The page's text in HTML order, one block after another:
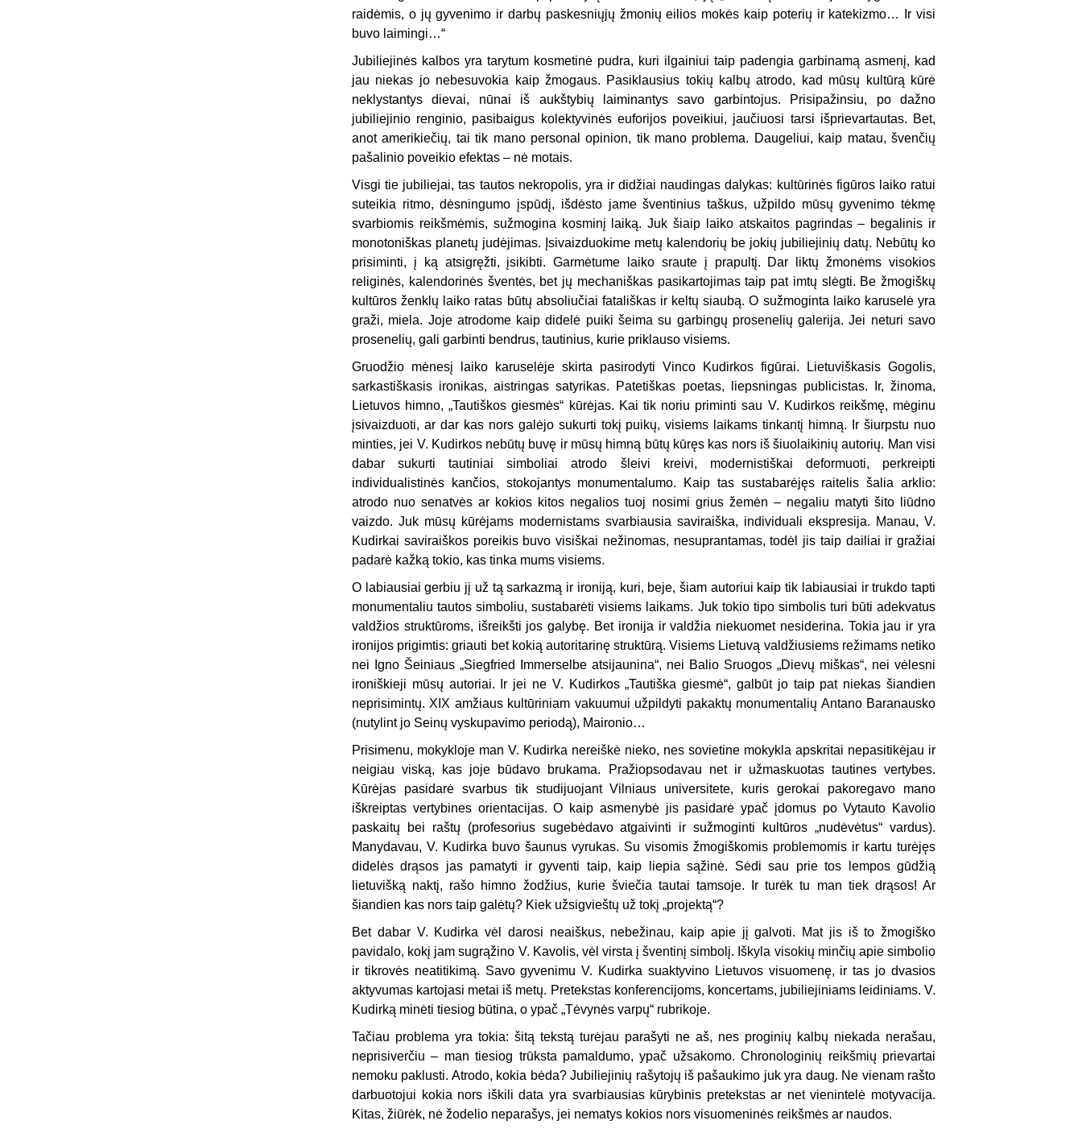
raidėmis, o jų gyvenimo ir darbų paskesniųjų žmonių eilios mokės kaip poterių ir katekizmo… Ir visi
buvo laimingi…“
Jubiliejinės kalbos yra tarytum kosmetinė pudra, kuri ilgainiui taip padengia garbinamą asmenį, kad
jau niekas jo nebesuvokia kaip žmogaus. Pasiklausius tokių kalbų atrodo, kad mūsų kultūrą kūrė
neklystantys dievai, nūnai iš aukštybių laiminantys savo garbintojus. Prisipažinsiu, po dažno
jubiliejinio renginio, pasibaigus kolektyvinės euforijos poveikiui, jaučiuosi tarsi išprievartautas. Bet,
anot amerikiečių, tai tik mano personal opinion, tik mano problema. Daugeliui, kaip matau, švenčių
pašalinio poveikio efektas – nė motais.
Visgi tie jubiliejai, tas tautos nekropolis, yra ir didžiai naudingas dalykas: kultūrinės figūros laiko ratui
suteikia ritmo, dėsningumo įspūdį, išdėsto jame šventinius taškus, užpildo mūsų gyvenimo tėkmę
svarbiomis reikšmėmis, sužmogina kosminį laiką. Juk šiaip laiko atskaitos pagrindas – begalinis ir
monotoniškas planetų judėjimas. Įsivaizduokime metų kalendorių be jokių jubiliejinių datų. Nebūtų ko
prisiminti, į ką atsigręžti, įsikibti. Garmėtume laiko sraute į prapultį. Dar liktų žmonėms visokios
religinės, kalendorinės šventės, bet jų mechaniškas pasikartojimas taip pat imtų slėgti. Be žmogiškų
kultūros ženklų laiko ratas būtų absoliučiai fatališkas ir keltų siaubą. O sužmoginta laiko karuselė yra
graži, miela. Joje atrodome kaip didelė puiki šeima su garbingų prosenelių galerija. Jei neturi savo
prosenelių, gali garbinti bendrus, tautinius, kurie priklauso visiems.
Gruodžio mėnesį laiko karuselėje skirta pasirodyti Vinco Kudirkos figūrai. Lietuviškasis Gogolis,
sarkastiškasis ironikas, aistringas satyrikas. Patetiškas poetas, liepsningas publicistas. Ir, žinoma,
Lietuvos himno, „Tautiškos giesmės“ kūrėjas. Kai tik noriu priminti sau V. Kudirkos reikšmę, mėginu
įsivaizduoti, ar dar kas nors galėjo sukurti tokį puikų, visiems laikams tinkantį himną. Ir šiurpstu nuo
minties, jei V. Kudirkos nebūtų buvę ir mūsų himną būtų kūręs kas nors iš šiuolaikinių autorių. Man visi
dabar sukurti tautiniai simboliai atrodo šleivi kreivi, modernistiškai deformuoti, perkreipti
individualistinės kančios, stokojantys monumentalumo. Kaip tas sustabarėjęs raitelis šalia arklio:
atrodo nuo senatvės ar kokios kitos negalios tuoj nosimi grius žemėn – negaliu matyti šito liūdno
vaizdo. Juk mūsų kūrėjams modernistams svarbiausia saviraiška, individuali ekspresija. Manau, V.
Kudirkai saviraiškos poreikis buvo visiškai nežinomas, nesuprantamas, todėl jis taip dailiai ir gražiai
padarė kažką tokio, kas tinka mums visiems.
O labiausiai gerbiu jį už tą sarkazmą ir ironiją, kuri, beje, šiam autoriui kaip tik labiausiai ir trukdo tapti
monumentaliu tautos simboliu, sustabarėti visiems laikams. Juk tokio tipo simbolis turi būti adekvatus
valdžios struktūroms, išreikšti jos galybę. Bet ironija ir valdžia niekuomet nesiderina. Tokia jau ir yra
ironijos prigimtis: griauti bet kokią autoritarinę struktūrą. Visiems Lietuvą valdžiusiems režimams netiko
nei Igno Šeiniaus „Siegfried Immerselbe atsijaunina“, nei Balio Sruogos „Dievų miškas“, nei vėlesni
ironiškieji mūsų autoriai. Ir jei ne V. Kudirkos „Tautiška giesmė“, galbūt jo taip pat niekas šiandien
neprisimintų. XIX amžiaus kultūriniam vakuumui užpildyti pakaktų monumentalių Antano Baranausko
(nutylint jo Seinų vyskupavimo periodą), Maironio…
Prisimenu, mokykloje man V. Kudirka nereiškė nieko, nes sovietine mokykla apskritai nepasitikėjau ir
neigiau viską, kas joje būdavo brukama. Pražiopsodavau net ir užmaskuotas tautines vertybes.
Kūrėjas pasidarė svarbus tik studijuojant Vilniaus universitete, kuris gerokai pakoregavo mano
iškreiptas vertybines orientacijas. O kaip asmenybė jis pasidarė ypač įdomus po Vytauto Kavolio
paskaitų bei raštų (profesorius sugebėdavo atgaivinti ir sužmoginti kultūros „nudėvėtus“ vardus).
Manydavau, V. Kudirka buvo šaunus vyrukas. Su visomis žmogiškomis problemomis ir kartu turėjęs
didelės drąsos jas pamatyti ir gyventi taip, kaip liepia sąžinė. Sėdi sau prie tos lempos gūdžią
lietuvišką naktį, rašo himno žodžius, kurie šviečia tautai tamsoje. Ir turėk tu man tiek drąsos! Ar
šiandien kas nors taip galėtų? Kiek užsigvieštų už tokį „projektą“?
Bet dabar V. Kudirka vėl darosi neaiškus, nebežinau, kaip apie jį galvoti. Mat jis iš to žmogiško
pavidalo, kokį jam sugrąžino V. Kavolis, vėl virsta į šventinį simbolį. Iškyla visokių minčių apie simbolio
ir tikrovės neatitikimą. Savo gyvenimu V. Kudirka suaktyvino Lietuvos visuomenę, ir tas jo dvasios
aktyvumas kartojasi metai iš metų. Pretekstas konferencijoms, koncertams, jubiliejiniams leidiniams. V.
Kudirką minėti tiesiog būtina, o ypač „Tėvynės varpų“ rubrikoje.
Tačiau problema yra tokia: šitą tekstą turėjau parašyti ne aš, nes proginių kalbų niekada nerašau,
neprisiverčiu – man tiesiog trūksta pamaldumo, ypač užsakomo. Chronologinių reikšmių prievartai
nemoku paklusti. Atrodo, kokia bėda? Jubiliejinių rašytojų iš pašaukimo juk yra daug. Ne vienam rašto
darbuotojui kokia nors iškili data yra svarbiausias kūrybinis pretekstas ar net vienintelė motyvacija.
Kitas, žiūrėk, nė žodelio neparašys, jei nematys kokios nors visuomeninės reikšmės ar naudos.